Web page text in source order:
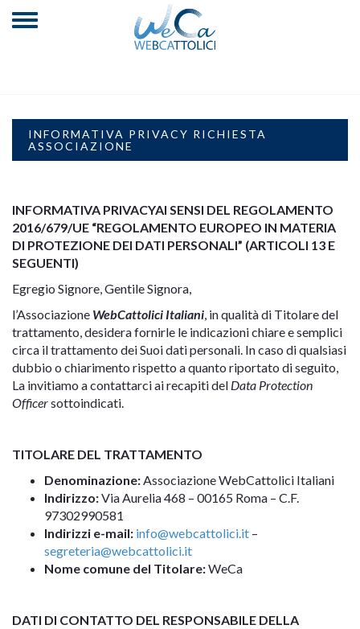
INFORMATIVA PRIVACY RICHIESTA
ASSOCIAZIONE
INFORMATIVA PRIVACYAI SENSI DEL REGOLAMENTO
2016/679/UE “REGOLAMENTO EUROPEO IN MATERIA
DI PROTEZIONE DEI DATI PERSONALI” (ARTICOLI 13 E
SEGUENTI)
Egregio Signore, Gentile Signora,
l’Associazione WebCattolici Italiani, in qualità di Titolare del
trattamento, desidera fornirle le indicazioni chiare e semplici
circa il trattamento dei Suoi dati personali. In caso di qualsiasi
dubbio o chiarimento rispetto a quanto riportato di seguito,
La invitiamo a contattarci ai recapiti del Data Protection
Officersottoindicati.
TITOLARE DEL TRATTAMENTO
Denominazione:Associazione WebCattolici Italiani
Indirizzo:Via Aurelia 468 – 00165 Roma – C.F.
97302990581
Indirizzi e-mail: info@webcattolici.it –
segreteria@webcattolici.it
Nome comune del Titolare:WeCa
DATI DI CONTATTO DEL RESPONSABILE DELLA